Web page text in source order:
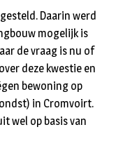
Daarin werd
mogelijk is
de vraag is nu of
deze kwestie en
bewoning op
in Cromvoirt.
wel op basis van